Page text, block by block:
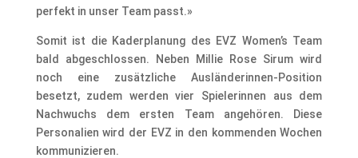
perfekt in unser Team passt.»
Somit ist die Kaderplanung des EVZ Women’s Team
bald abgeschlossen. Neben Millie Rose Sirum wird
noch eine zusätzliche Ausländerinnen-Position
besetzt, zudem werden vier Spielerinnen aus dem
Nachwuchs dem ersten Team angehören. Diese
Personalien wird der EVZ in den kommenden Wochen
kommunizieren.